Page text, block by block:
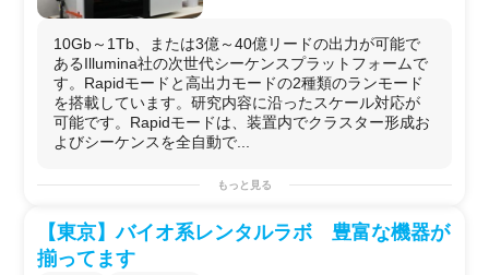
れます。
・全長cDNAシークエンシング
ロングリードが得られることを利用
し、スプライシングバリアントの異
なる発現遺伝子を一気にシークエン
スすることで、より細かい遺伝子の
・ロングアプリコンシーケンス
ーケンスではシス/トランスのSNP
情報が損なわれてしまいます。しか
す。データ取得までの時間は大幅に
早くなり、機会は手のひらサイズ
に、そしてリード長は長くなりまし
た。
Nanopore sequencerは核酸を一分
子ずつ小さな穴(これをNanoporeと
小な電流変化を元にその配列を解読
ンサーとはことなり、核酸を増幅・
伸張することなく解読することがで
10Gb～1Tb、または3億～40億リードの出力が可能で
あるIllumina社の次世代シーケンスプラットフォームで
す。Rapidモードと高出力モードの2種類のランモード
を搭載しています。研究内容に沿ったスケール対応が
可能です。Rapidモードは、装置内でクラスター形成お
よびシーケンスを全自動で...
もっと見る
【東京】バイオ系レンタルラボ 豊富な機器が
揃ってます